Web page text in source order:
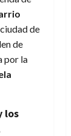
ciudad de
de
por la
los